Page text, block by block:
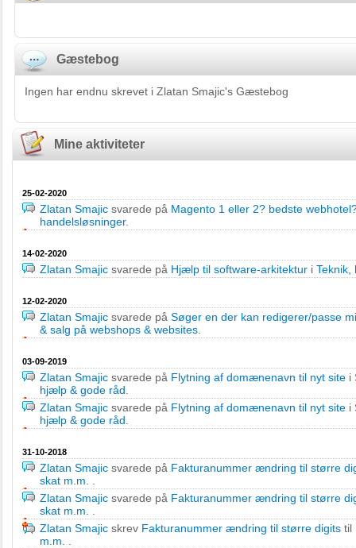
Gæstebog
Ingen har endnu skrevet i Zlatan Smajic's Gæstebog
Mine aktiviteter
25-02-2020
Zlatan Smajic svarede på Magento 1 eller 2? bedste
handelsløsninger.
14-02-2020
Zlatan Smajic svarede på Hjælp til software-arkitektur i Teknik,
12-02-2020
Zlatan Smajic svarede på Søger en der kan redigerer/passe
& salg på webshops & websites
03-09-2019
Zlatan Smajic svarede på Flytning af domænenavn til nyt site i
hjælp & gode råd
Zlatan Smajic svarede på Flytning af domænenavn til nyt site i
hjælp & gode råd
31-10-2018
Zlatan Smajic svarede på Fakturanummer ændring til større
skat m.m.
Zlatan Smajic svarede på Fakturanummer ændring til større
skat m.m.
Zlatan Smajic skrev Fakturanummer ændring til større digits til
m.m.